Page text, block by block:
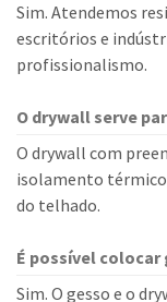
Sim. Atendemos
escritórios e
profissionalismo.
O drywall serve
O drywall com
isolamento
do telhado.
É possível
Sim. O gesso e o